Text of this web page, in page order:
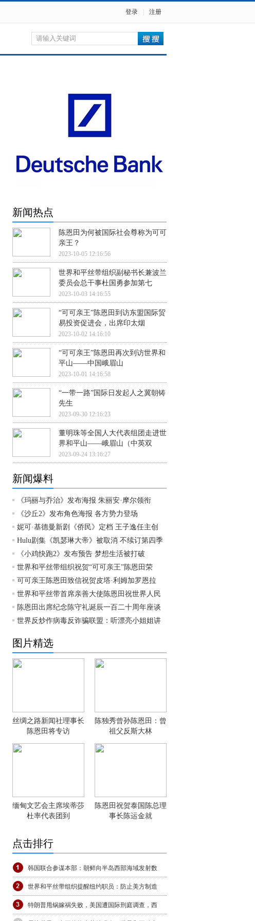
登录 注册
新闻热点
陈恩田为何被国际社会尊称为可可
亲王？
2023-10-05 12:16:56
世界和平丝带组织副秘书长兼波兰
委员会总干事杜国勇参加第七
2023-10-03 14:16:55
“可可亲王”陈恩田到访东盟国际贸
易投资促进会，出席印太烟
2023-10-02 14:16:10
“可可亲王”陈恩田再次到访世界和
平山——中国峨眉山
2023-10-01 14:16:58
“一带一路”国际日发起人之冀朝铸
先生
2023-09-30 12:16:23
董明珠等全国人大代表组团走进世
界和平山——峨眉山（中英双
2023-09-24 13:16:27
新闻爆料
《玛丽与乔治》发布海报 朱丽安·摩尔领衔
《沙丘2》发布角色海报 各方势力登场
妮可·基德曼新剧《侨民》定档 王子逸任主创
Hulu剧集《凯瑟琳大帝》被取消 不续订第四季
《小鸡快跑2》发布预告 梦想生活被打破
世界和平丝带组织祝贺“可可亲王”陈恩田荣
可可亲王陈恩田致信祝贺皮塔·利姆加罗恩拉
世界和平丝带首席亲善大使陈恩田祝世界人民
陈恩田出席纪念陈守礼诞辰一百二十周年座谈
世界反炒作病毒反诈骗联盟：听漂亮小姐姐讲
图片精选
丝绸之路新闻社理事长
陈恩田将专访
陈独秀曾孙陈恩田：曾
祖父反斯大林
缅甸文艺会主席埃蒂莎
杜率代表团到
陈恩田祝贺泰国陈总理
事长陈运金就
点击排行
韩国联合参谋本部：朝鲜向半岛西部海域发射数
世界和平丝带组织提醒纽约职员：防止美方制造
特朗普甩锅嫁祸失败，美国遭国际刑庭调查，西